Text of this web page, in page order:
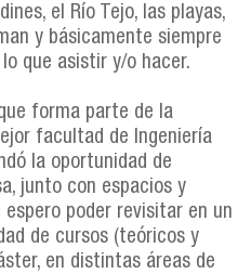
el Río Tejo, las playas,
y básicamente siempre
que asistir y/o hacer.
forma parte de la
facultad de Ingeniería
la oportunidad de
junto con espacios y
poder revisitar en un
de cursos (teóricos y
en distintas áreas de